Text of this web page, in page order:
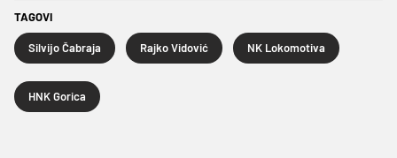
TAGOVI
Silvijo Čabraja Rajko Vidović NK Lokomotiva
HNK Gorica